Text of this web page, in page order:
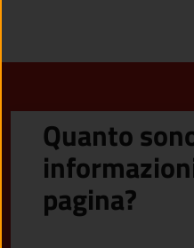
Quanto
pagina?